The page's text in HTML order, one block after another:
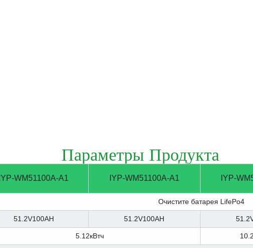
Параметры Продукта
IYP-WM51100A-A1 IYP-WM51100A-A1 IYP-
Очистите батарея LifePo4
51.2V100AH 51.2V100AH
5.12кВтч